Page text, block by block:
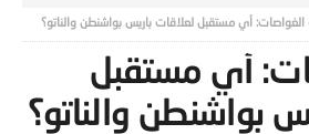
الغواصات: أي مستقبل لعلاقات باريس بواشنطن والناتو؟
أي مستقبل
بواشنطن والناتو؟